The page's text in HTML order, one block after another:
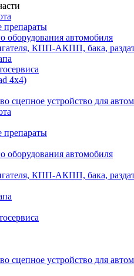
препараты
оборудования автомобиля
КПП-АКПП, бака,
4x4)
сцепное устройство для
препараты
оборудования автомобиля
КПП-АКПП, бака,
сцепное устройство для